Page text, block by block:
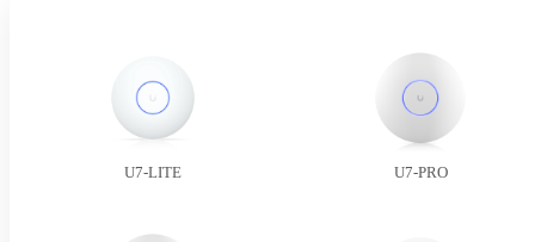
U7-LITE U7-PRO